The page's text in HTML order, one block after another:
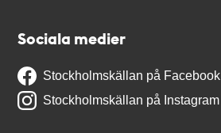
Sociala medier
Stockholmskällan på Facebook
Stockholmskällan på Instagram